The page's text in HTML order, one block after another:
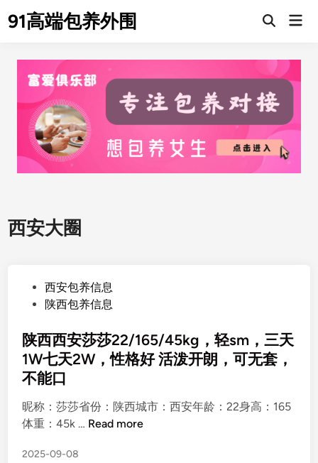
to91高端包养外围
西安大圈
t
e
d
n
西安包养信息
陕西包养信息
陕西西安莎莎22/165/45kg，轻sm，三天
1W七天2W，性格好 活泼开朗，可无套，
不能口
昵称：莎莎省份：陕西城市：西安年龄：22身高：165
体重：45k … 陕
Read more
2025-09-08